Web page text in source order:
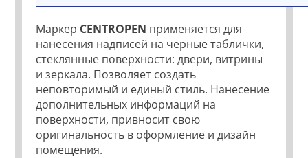
Маркер CENTROPEN применяется для
нанесения надписей на черные таблички,
стеклянные поверхности: двери, витрины
и зеркала. Позволяет создать
неповторимый и единый стиль. Нанесение
дополнительных информаций на
поверхности, привносит свою
оригинальность в оформление и дизайн
помещения.